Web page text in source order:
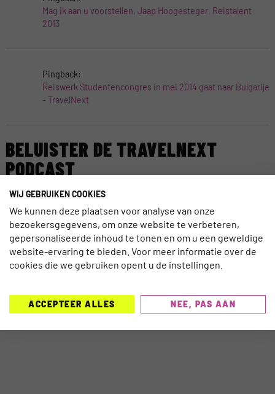
Mag ik aan u voorstellen, Jaap Hoogesteger, Reistalent
2013
Pingback:
Reiswerk Studentencongres in mei 2014 gaat naar Bulgarije
- TravelNext
BELUISTER DE TRAVELNEXT
PODCAST
WIJ GEBRUIKEN COOKIES
We kunnen deze plaatsen voor analyse van onze
bezoekersgegevens, om onze website te verbeteren,
gepersonaliseerde inhoud te tonen en om u een geweldige
website-ervaring te bieden. Voor meer informatie over de
cookies die we gebruiken opent u de instellingen.
ACCEPTEER ALLES NEE, PAS AAN